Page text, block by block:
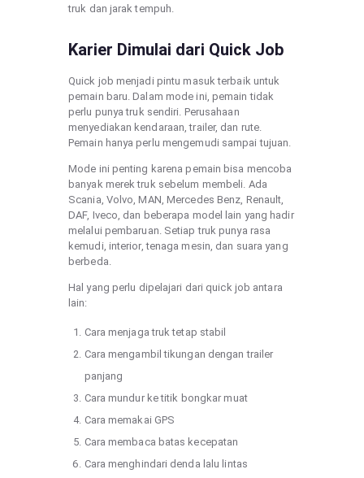
truk dan jarak tempuh.
Karier Dimulai dari Quick Job
Quick job menjadi pintu masuk terbaik untuk
pemain baru. Dalam mode ini, pemain tidak
perlu punya truk sendiri. Perusahaan
menyediakan kendaraan, trailer, dan rute.
Pemain hanya perlu mengemudi sampai tujuan.
Mode ini penting karena pemain bisa mencoba
banyak merek truk sebelum membeli. Ada
Scania, Volvo, MAN, Mercedes Benz, Renault,
DAF, Iveco, dan beberapa model lain yang hadir
melalui pembaruan. Setiap truk punya rasa
kemudi, interior, tenaga mesin, dan suara yang
berbeda.
Hal yang perlu dipelajari dari quick job antara
lain:
Cara menjaga truk tetap stabil
Cara mengambil tikungan dengan trailer
panjang
Cara mundur ke titik bongkar muat
Cara memakai GPS
Cara membaca batas kecepatan
Cara menghindari denda lalu lintas